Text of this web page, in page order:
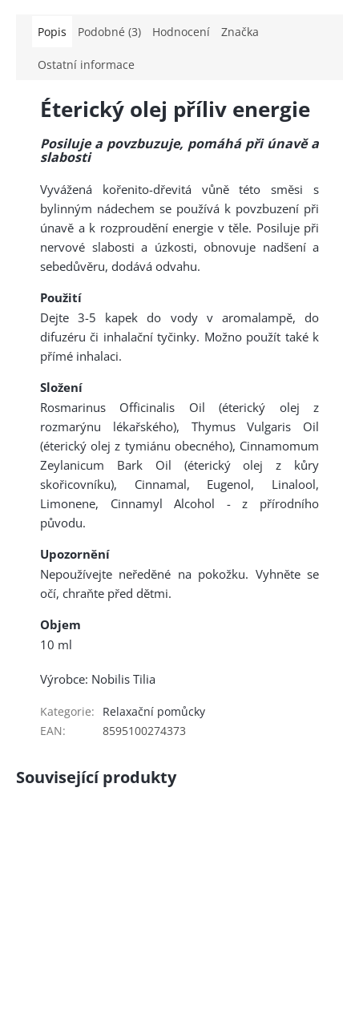
Popis Podobné (3) Hodnocení Značka
Ostatní informace
Éterický olej příliv energie
Posiluje a povzbuzuje, pomáhá při únavě a
slabosti
Vyvážená kořenito-dřevitá vůně této směsi s
bylinným nádechem se používá k povzbuzení při
únavě a k rozproudění energie v těle. Posiluje při
nervové slabosti a úzkosti, obnovuje nadšení a
sebedůvěru, dodává odvahu.
Použití
Dejte 3-5 kapek do vody v aromalampě, do
difuzéru či inhalační tyčinky. Možno použít také k
přímé inhalaci.
Složení
Rosmarinus Officinalis Oil (éterický olej z
rozmarýnu lékařského), Thymus Vulgaris Oil
(éterický olej z tymiánu obecného), Cinnamomum
Zeylanicum Bark Oil (éterický olej z kůry
skořicovníku), Cinnamal, Eugenol, Linalool,
Limonene, Cinnamyl Alcohol - z přírodního
původu.
Upozornění
Nepoužívejte neředěné na pokožku. Vyhněte se
očí, chraňte před dětmi.
Objem
10 ml
Výrobce: Nobilis Tilia
Kategorie:
Relaxační pomůcky
EAN: 8595100274373
Související produkty